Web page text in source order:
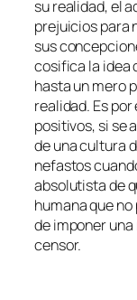
su reali­dad, el
pre­jui­cios pa­ra
sus
co­si­fi­ca la idea
has­ta un me­ro
reali­dad. Es
po­si­ti­vos, si se
de una cul­tu­ra
ne­fas­tos
ab­so­lu­tis­ta de
hu­ma­na que
de im­po­ner
censor.